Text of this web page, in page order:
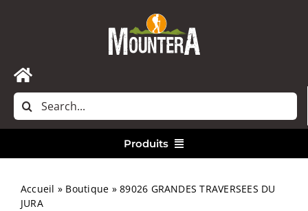
Toggle
Navigation
Accueil
Rechercher:
Produits
Accueil » Boutique »89026 GRANDES TRAVERSEES DU
JURA